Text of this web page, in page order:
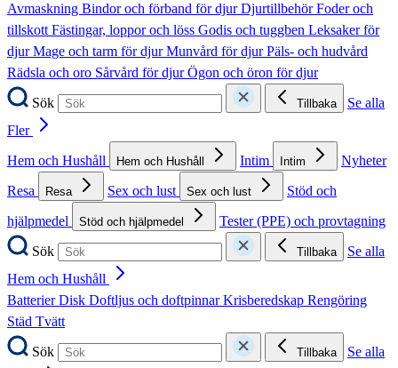
Avmaskning Bindor och förband för djurDjurtillbehörFoder och
tillskottFästingar, loppor och löss Godis och tuggben Leksaker för
djurMage och tarm för djurMunvård för djurPäls- och hudvård
Rädsla och oro Sårvård för djurÖgon och öron för djur
Sök
Tillbaka
Se alla
Fler
Hem och Hushåll
Hem och Hushåll Intim Intim
Nyheter
Resa
Resa Sex och lust Sex och lust
Stöd och
hjälpmedel
Stöd och hjälpmedel
Tester (PPE) och provtagning
Sök
Tillbaka
Se alla
Hem och Hushåll
BatterierDisk Doftljus och doftpinnarKrisberedskap Rengöring
Städ Tvätt
Sök
Tillbaka
Se alla